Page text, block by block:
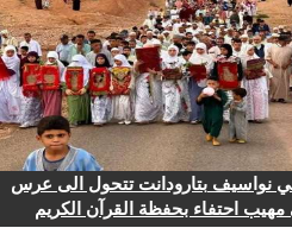
نواسيف بتارودانت تتحول الى عرس
مهيب احتفاء بحفظة القرآن الكريم